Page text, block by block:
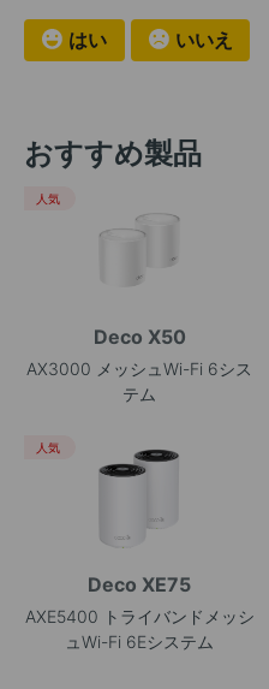
はい いいえ
おすすめ製品
Deco X50
AX3000 メッシュWi-Fi 6シス
テム
人気
Deco XE75
AXE5400 トライバンドメッシ
ュWi-Fi 6Eシステム
人気